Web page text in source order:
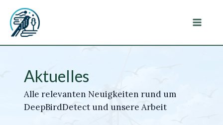
Inhalt
springen
Aktuelles
Alle relevanten Neuigkeiten rund um
DeepBirdDetect und unsere Arbeit